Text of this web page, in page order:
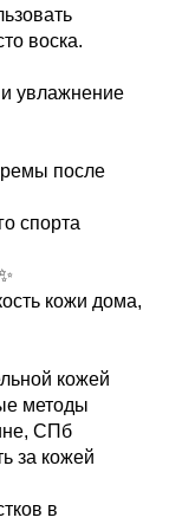
воска.
увлажнение
после
спорта
кожи дома,
кожей
методы
СПб
за кожей
в